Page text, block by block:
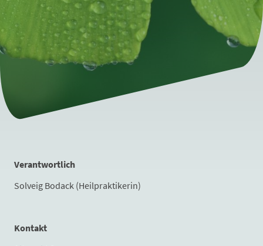
Verantwortlich
Solveig Bodack (Heilpraktikerin)
Kontakt